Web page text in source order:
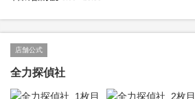
店舗公式
全力探偵社